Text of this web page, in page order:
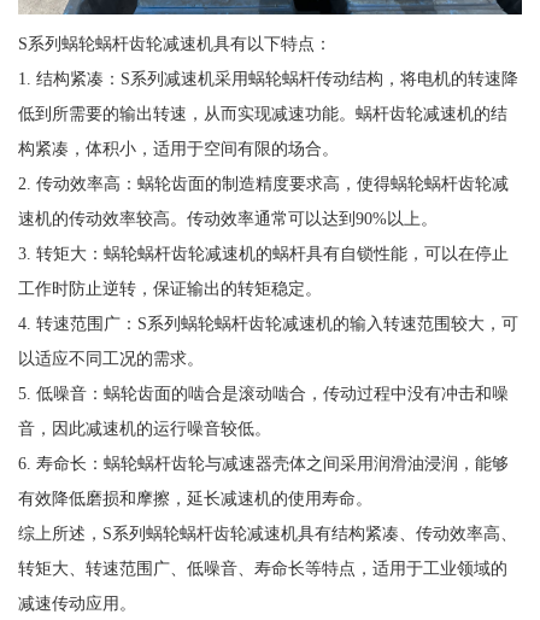
S系列蜗轮蜗杆齿轮减速机具有以下特点：
1. 结构紧凑：S系列减速机采用蜗轮蜗杆传动结构，将电机的转速降
低到所需要的输出转速，从而实现减速功能。蜗杆齿轮减速机的结
构紧凑，体积小，适用于空间有限的场合。
2. 传动效率高：蜗轮齿面的制造精度要求高，使得蜗轮蜗杆齿轮减
速机的传动效率较高。传动效率通常可以达到90%以上。
3. 转矩大：蜗轮蜗杆齿轮减速机的蜗杆具有自锁性能，可以在停止
工作时防止逆转，保证输出的转矩稳定。
4. 转速范围广：S系列蜗轮蜗杆齿轮减速机的输入转速范围较大，可
以适应不同工况的需求。
5. 低噪音：蜗轮齿面的啮合是滚动啮合，传动过程中没有冲击和噪
音，因此减速机的运行噪音较低。
6. 寿命长：蜗轮蜗杆齿轮与减速器壳体之间采用润滑油浸润，能够
有效降低磨损和摩擦，延长减速机的使用寿命。
综上所述，S系列蜗轮蜗杆齿轮减速机具有结构紧凑、传动效率高、
转矩大、转速范围广、低噪音、寿命长等特点，适用于工业领域的
减速传动应用。